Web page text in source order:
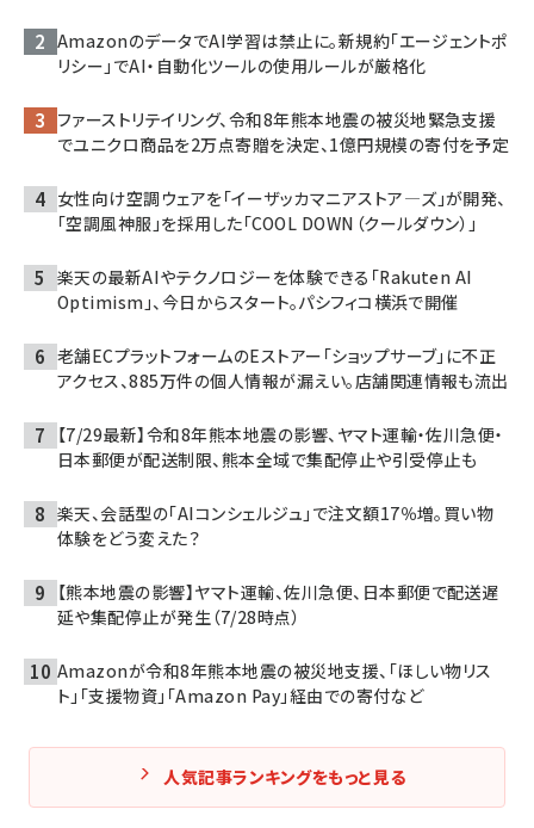
AmazonのデータでAI学習は禁止に。新規約「エージェントポ
リシー」でAI・自動化ツールの使用ルールが厳格化
ファーストリテイリング、令和8年熊本地震の被災地緊急支援
でユニクロ商品を2万点寄贈を決定、1億円規模の寄付を予定
女性向け空調ウェアを「イーザッカマニアストア―ズ」が開発、
「空調風神服」を採用した「COOL DOWN（クールダウン）」
楽天の最新AIやテクノロジーを体験できる「Rakuten AI
Optimism」、今日からスタート。パシフィコ横浜で開催
老舗ECプラットフォームのEストアー「ショップサーブ」に不正
アクセス、885万件の個人情報が漏えい。店舗関連情報も流出
【7/29最新】令和8年熊本地震の影響、ヤマト運輸・佐川急便・
日本郵便が配送制限、熊本全域で集配停止や引受停止も
楽天、会話型の「AIコンシェルジュ」で注文額17％増。買い物
体験をどう変えた？
【熊本地震の影響】ヤマト運輸、佐川急便、日本郵便で配送遅
延や集配停止が発生（7/28時点）
Amazonが令和8年熊本地震の被災地支援、「ほしい物リス
ト」「支援物資」「Amazon Pay」経由での寄付など
人気記事ランキングをもっと見る